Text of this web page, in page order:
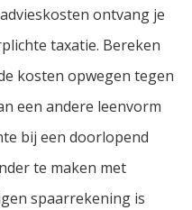
ontvang je
taxatie. Bereken
kosten opwegen tegen
een andere leenvorm
bij een doorlopend
te maken met
spaarrekening is